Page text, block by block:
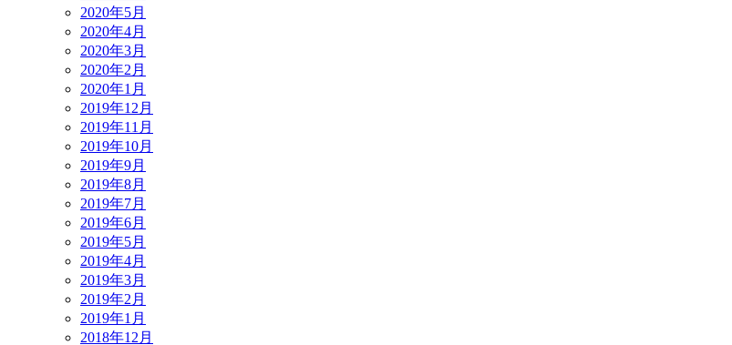
2020年5月
2020年4月
2020年3月
2020年2月
2020年1月
2019年12月
2019年11月
2019年10月
2019年9月
2019年8月
2019年7月
2019年6月
2019年5月
2019年4月
2019年3月
2019年2月
2019年1月
2018年12月